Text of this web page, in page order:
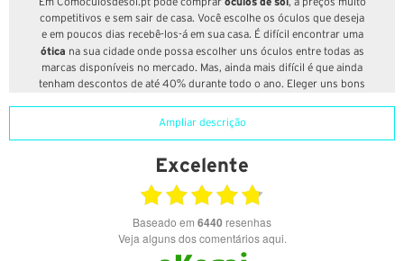
Em Comoculosdesol.pt pode comprar
, a preços muito
competitivos e sem sair de casa. Você escolhe os óculos que deseja
e em poucos dias recebê-los-á em sua casa. É difícil encontrar uma
ótica na sua cidade onde possa escolher uns óculos entre todas as
marcas disponíveis no mercado. Mas, ainda mais difícil é que ainda
tenham descontos de até 40% durante todo o ano. Eleger uns bons
ajudamos-lhe a escolher a lente que mais se adapta a si sem deixar
melhores preços; ao mesmo tempo que poderá ter aconselhamento
trabalham na nossa loja física.
Em Comoculosdesol.pt temos uma vasta gama de marcas e ofertas
que não o deixará indiferente.
Ray-ban, Oakley, Persol, Polaroid, Saint Laurent, Tous, Carolina
Ampliar descrição
Excelente
Baseado em 6440 resenhas
Veja alguns dos comentários aqui.